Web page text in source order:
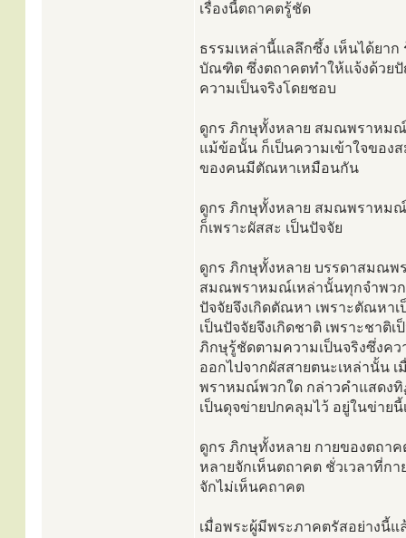
เรื่องนี้ตถาคตรู้ชัด
ธรรมเหล่านี้แลลึกซึ้ง เห็นได้ยาก
บัณฑิต ซึ่งตถาคตทำให้แจ้งด้วยปั
ความเป็นจริงโดยชอบ
ดูกร ภิกษุทั้งหลาย สมณพราหมณ์
แม้ข้อนั้น ก็เป็นความเข้าใจของ
ของคนมีตัณหาเหมือนกัน
ดูกร ภิกษุทั้งหลาย สมณพราหมณ์
ก็เพราะผัสสะ เป็นปัจจัย
ดูกร ภิกษุทั้งหลาย บรรดาสมณพ
สมณพราหมณ์เหล่านั้นทุกจำพวก
ปัจจัยจึงเกิดตัณหา เพราะตัณหาเ
เป็นปัจจัยจึงเกิดชาติ เพราะชาติ
ภิกษุรู้ชัดตามความเป็นจริงซึ่งค
ออกไปจากผัสสายตนะเหล่านั้น
พราหมณ์พวกใด กล่าวคำแสดง
เป็นดุจข่ายปกคลุมไว้ อยู่ในข่าย
ดูกร ภิกษุทั้งหลาย กายของตถา
หลายจักเห็นตถาคต ชั่วเวลาที่ก
จักไม่เห็นคถาคต
เมื่อพระผู้มีพระภาคตรัสอย่างนี้